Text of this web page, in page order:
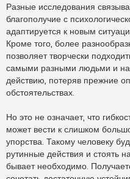
Разные исследования
благополучие с
адаптируется к новым
Кроме того, более
позволяет творчески
самыми разными людьми и
действию, потеряв прежние
обстоятельствах.
Но это не означает, что
может вести к слишком
упорства. Такому человеку
рутинные действия и стоять
бывает необходимо.